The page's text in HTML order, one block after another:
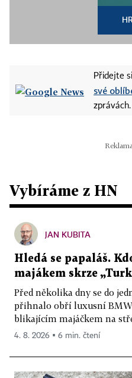
Přidejte
své
zprávách.
Vybíráme z HN
JAN KUBITA
Hledá se papaláš.
majákem skrze
Před několika dny se do
přihnalo obří luxusní
blikajícím majáčkem na
4. 8. 2026 ▪ 6 min. čtení